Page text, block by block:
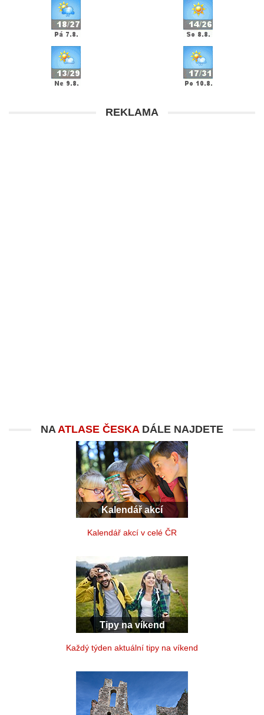
REKLAMA
NAATLASE ČESKADÁLE NAJDETE
Kalendář akcí
Kalendář akcí v celé ČR
Tipy na víkend
Každý týden aktuální tipy na víkend